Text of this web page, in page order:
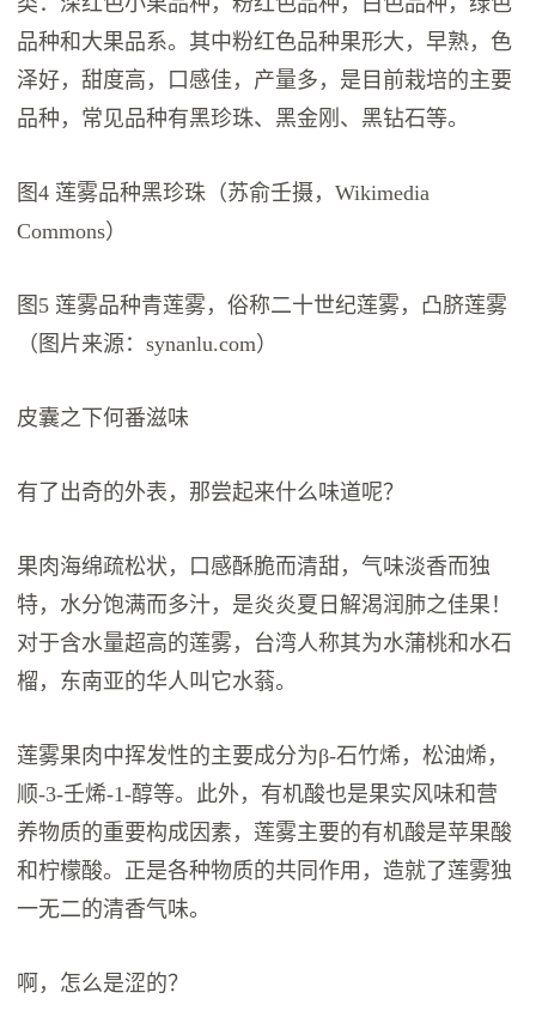
品种和大果品系。其中粉红色品种果形大，早熟，色
泽好，甜度高，口感佳，产量多，是目前栽培的主要
品种，常见品种有黑珍珠、黑金刚、黑钻石等。
图4 莲雾品种黑珍珠（苏俞壬摄，Wikimedia
Commons）
图5 莲雾品种青莲雾，俗称二十世纪莲雾，凸脐莲雾
（图片来源：synanlu.com）
皮囊之下何番滋味
有了出奇的外表，那尝起来什么味道呢？
果肉海绵疏松状，口感酥脆而清甜，气味淡香而独
特，水分饱满而多汁，是炎炎夏日解渴润肺之佳果！
对于含水量超高的莲雾，台湾人称其为水蒲桃和水石
榴，东南亚的华人叫它水蓊。
莲雾果肉中挥发性的主要成分为β-石竹烯，松油烯，
顺-3-壬烯-1-醇等。此外，有机酸也是果实风味和营
养物质的重要构成因素，莲雾主要的有机酸是苹果酸
和柠檬酸。正是各种物质的共同作用，造就了莲雾独
一无二的清香气味。
啊，怎么是涩的？